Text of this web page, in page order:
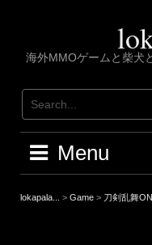
海外MMOゲームと柴犬
Menu
lokapala... > Game > 刀剣乱舞